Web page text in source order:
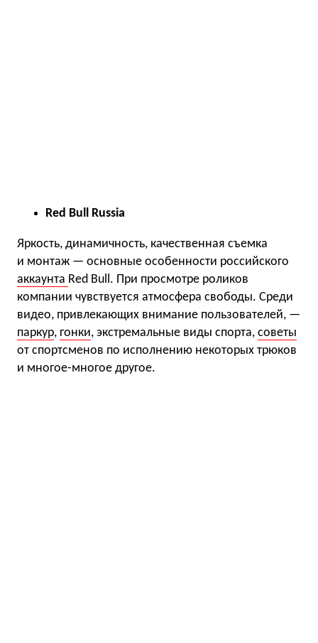
Red Bull Russia
Яркость, динамичность, качественная съемка
и монтаж — основные особенности российского
аккаунта Red Bull. При просмотре роликов
компании чувствуется атмосфера свободы. Среди
видео, привлекающих внимание пользователей, —
паркур, гонки, экстремальные виды спорта, советы
от спортсменов по исполнению некоторых трюков
и многое-многое другое.